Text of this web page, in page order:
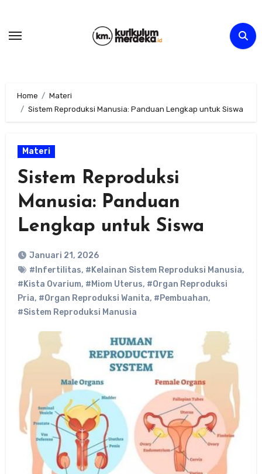
content
Home
Materi
Sistem Reproduksi Manusia: Panduan Lengkap untuk Siswa
Materi
Sistem Reproduksi
Manusia: Panduan
Lengkap untuk Siswa
Januari 21, 2026
#Infertilitas, #Kelainan Sistem Reproduksi Manusia,
#Kista Ovarium, #Miom Uterus, #Organ Reproduksi
Pria, #Organ Reproduksi Wanita, #Pembuahan,
#Sistem Reproduksi Manusia